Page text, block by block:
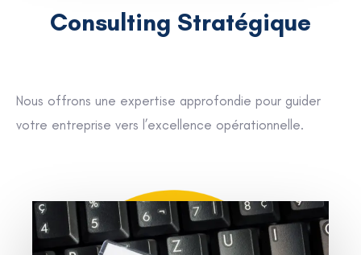
Consulting Stratégique
Nous offrons une expertise approfondie pour guider
votre entreprise vers l’excellence opérationnelle.